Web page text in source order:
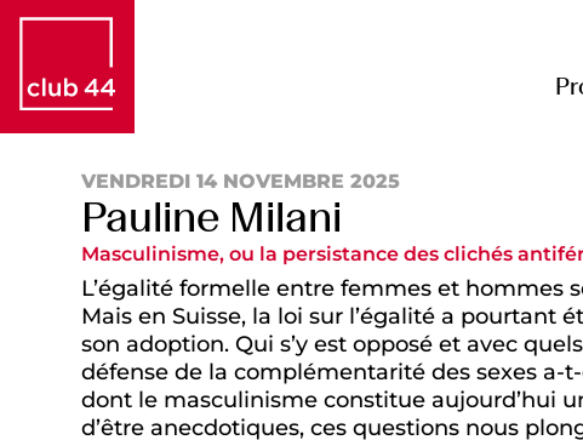
VENDREDI 14 NOVEMBRE 2025
Pauline Milani
Masculinisme, ou la persistance des clichés
L’égalité formelle entre femmes et hommes
Mais en Suisse, la loi sur l’égalité a pourtant
son adoption. Qui s’y est opposé et avec
défense de la complémentarité des sexes a-
dont le masculinisme constitue aujourd’hui
d’être anecdotiques, ces questions nous